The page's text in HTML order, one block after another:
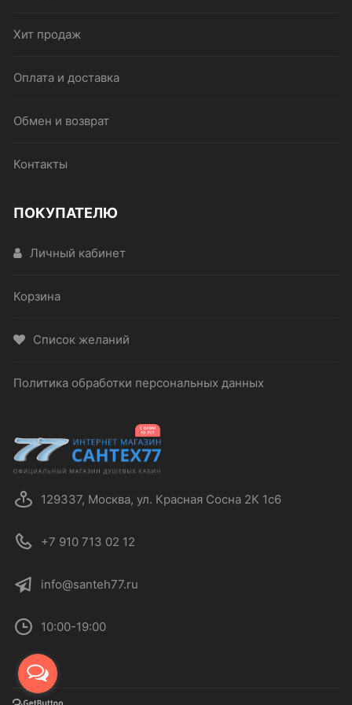
Хит продаж
Оплата и доставка
Обмен и возврат
Контакты
ПОКУПАТЕЛЮ
Личный кабинет
Корзина
Список желаний
Политика обработки персональных данных
129337, Москва, ул. Красная Сосна 2К 1с6
+7 910 713 02 12
info@santeh77.ru
10:00-19:00